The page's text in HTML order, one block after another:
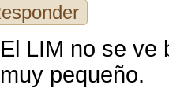
El LIM no se ve
muy pequeño.